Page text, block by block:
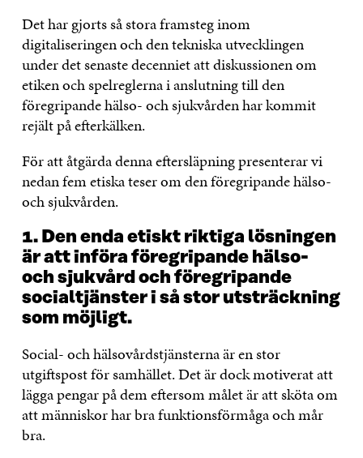
Det har gjorts så stora framsteg inom
digitaliseringen och den tekniska utvecklingen
under det senaste decenniet att diskussionen om
etiken och spelreglerna i anslutning till den
föregripande hälso- och sjukvården har kommit
rejält på efterkälken.
För att åtgärda denna eftersläpning presenterar vi
nedan fem etiska teser om den föregripande hälso-
och sjukvården.
1. Den enda etiskt riktiga lösningen
är att införa föregripande hälso-
och sjukvård och föregripande
socialtjänster i så stor utsträckning
som möjligt.
Social- och hälsovårdstjänsterna är en stor
utgiftspost för samhället. Det är dock motiverat att
lägga pengar på dem eftersom målet är att sköta om
att människor har bra funktionsförmåga och mår
bra.